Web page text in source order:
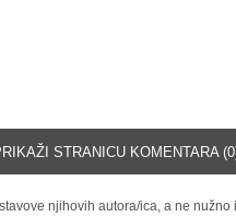
STRANICU KOMENTARA
njihovih autora/ica, a ne nužno